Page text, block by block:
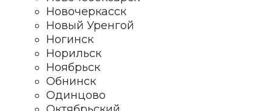
Новочеркасск
Новый Уренгой
Ногинск
Норильск
Ноябрьск
Обнинск
Одинцово